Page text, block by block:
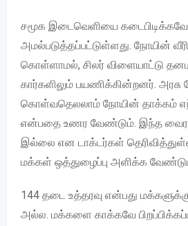
சமூக இடைவெளியை கடைபிடிக்கவே
அமல்படுத்தப்பட்டுள்ளது. நோயின்
கொள்ளாமல், சிலர் விளையாட்டு
கார்களிலும் பயணிக்கின்றனர். அரசு
கொள்வதெலலாம் நோயின் தாக்கம்
என்பதை உணர வேண்டும். இந்த
இல்லை என டாக்டர்கள்
மக்கள் ஒத்துழைப்பு அளிக்க
144 தடை உத்தரவு என்பது
அல்ல. மக்களை காக்கவே